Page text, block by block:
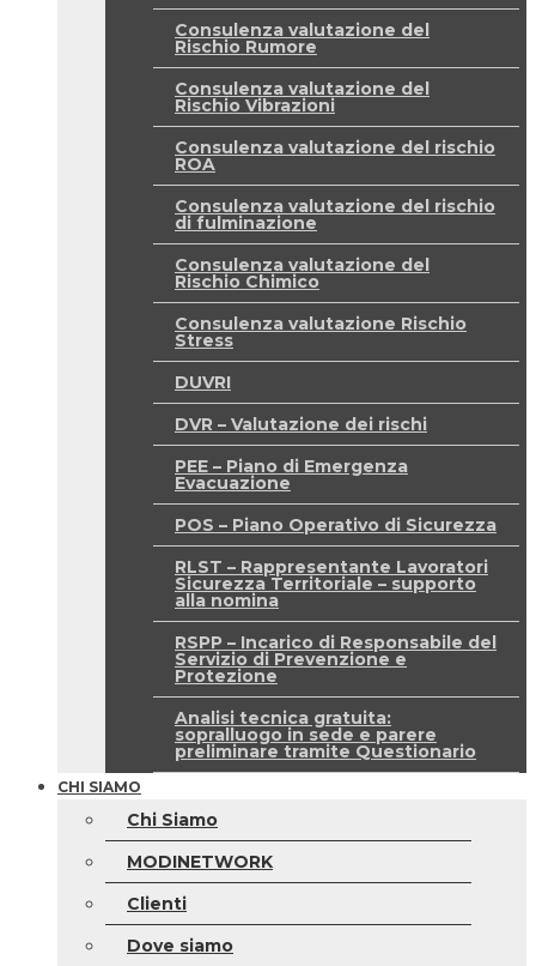
Consulenza valutazione del
Rischio Rumore
Consulenza valutazione del
Rischio Vibrazioni
Consulenza valutazione del rischio
ROA
Consulenza valutazione del rischio
di fulminazione
Consulenza valutazione del
Rischio Chimico
Consulenza valutazione Rischio
Stress
DUVRI
DVR – Valutazione dei rischi
PEE – Piano di Emergenza
Evacuazione
POS – Piano Operativo di Sicurezza
RLST – Rappresentante Lavoratori
Sicurezza Territoriale – supporto
alla nomina
RSPP – Incarico di Responsabile del
Servizio di Prevenzione e
Protezione
Analisi tecnica gratuita:
sopralluogo in sede e parere
preliminare tramite Questionario
CHI SIAMO
Chi Siamo
MODINETWORK
Clienti
Dove siamo